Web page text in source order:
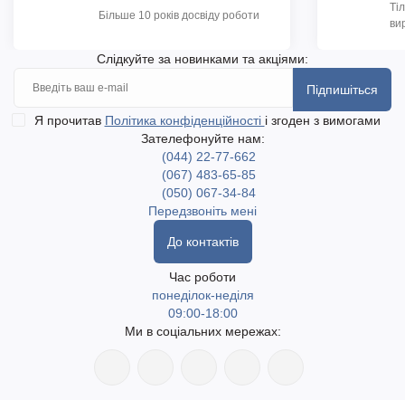
Більше 10 років досвіду роботи
Слідкуйте за новинками та акціями:
Підпишіться
Я прочитав Політика конфіденційності і згоден з вимогами
Зателефонуйте нам:
(044) 22-77-662
(067) 483-65-85
(050) 067-34-84
Передзвоніть мені
До контактів
Час роботи
понеділок-неділя
09:00-18:00
Ми в соціальних мережах: